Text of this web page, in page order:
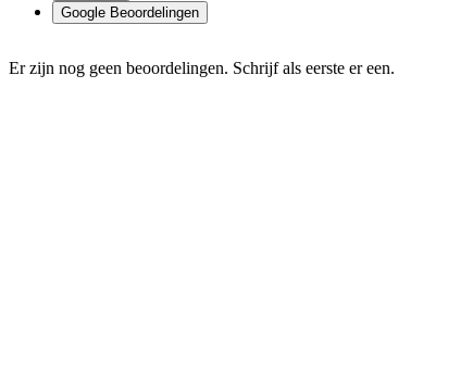
Google Beoordelingen
Er zijn nog geen beoordelingen. Schrijf als eerste er een.